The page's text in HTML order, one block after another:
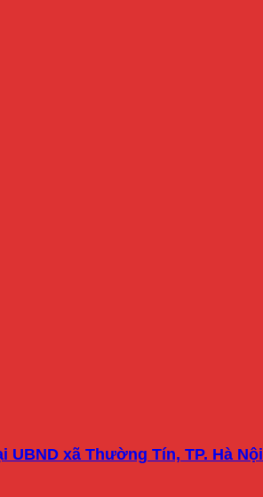
xã Thường Tín, TP. Hà Nội